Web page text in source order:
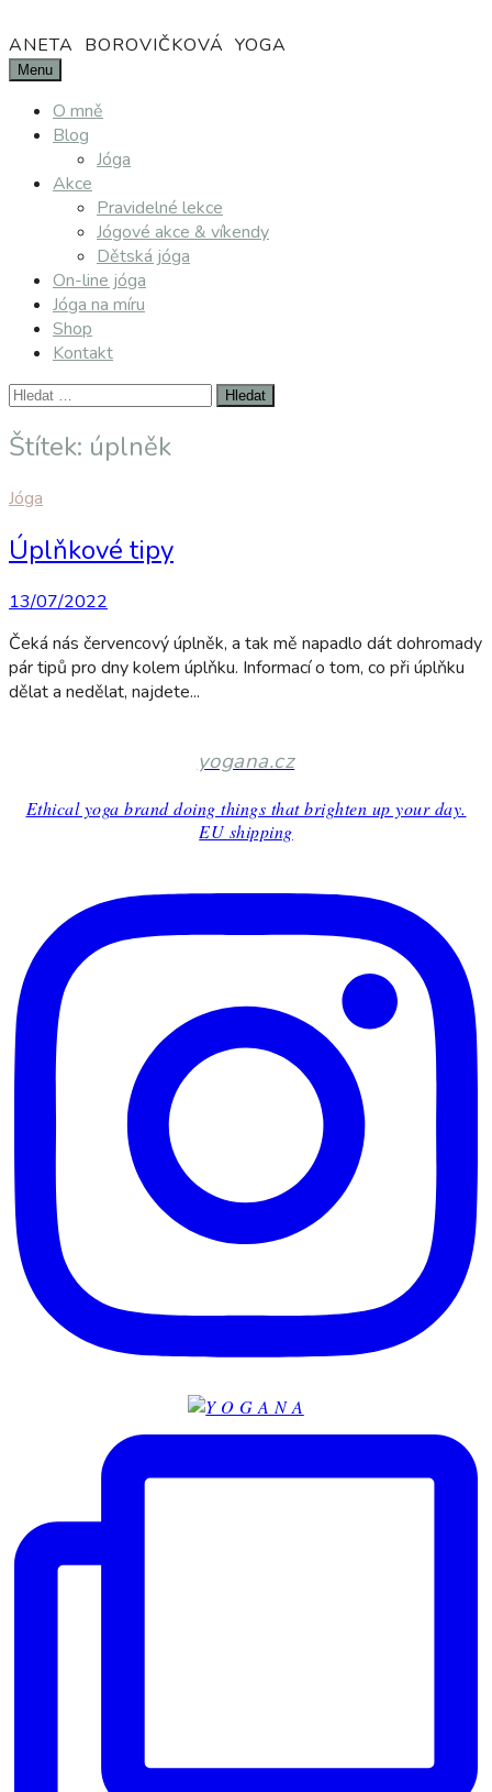
k
obsahu
ANETA BOROVIČKOVÁ YOGA
Menu
O mně
Blog
Jóga
Akce
Pravidelné lekce
Jógové akce & víkendy
Dětská jóga
On-line jóga
Jóga na míru
Shop
Kontakt
Vyhledávání
Štítek: úplněk
Jóga
Úplňkové tipy
13/07/2022
Čeká nás červencový úplněk, a tak mě napadlo dát dohromady
pár tipů pro dny kolem úplňku. Informací o tom, co při úplňku
dělat a nedělat, najdete...
yogana.cz
Ethical yoga brand doing things that brighten up your day.
EU shipping